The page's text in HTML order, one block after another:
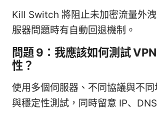
Kill Switch 將阻止未加密流量外
服器問題時有自動回退機制。
問題 9：我應該如何測試
性？
使用多個伺服器、不同協議與不
與穩定性測試，同時留意 IP、